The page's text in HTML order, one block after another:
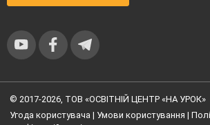
© 2017-2026, ТОВ «ОСВІТНІЙ ЦЕНТР «НА УРОК»
Угода користувача | Умови користування |